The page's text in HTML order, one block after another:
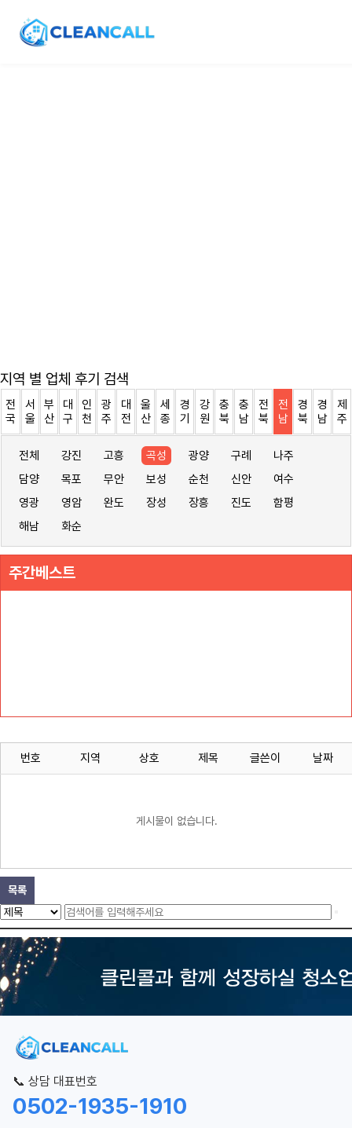
지역 별 업체 후기 검색
전
국
서
울
부
산
대
구
인
천
광
주
대
전
울
산
세
종
경
기
강
원
충
북
충
남
전
북
전
남
경
북
경
남
제
주
전체 강진 고흥 곡성 광양 구례
나주
담양
목포 무안 보성 순천 신안
여수
영광
영암 완도 장성 장흥 진도
함평
해남
화순
주간베스트
번호 지역 상호 제목 글쓴이 날짜
게시물이 없습니다.
목록
📞 상담 대표번호
0502-1935-1910